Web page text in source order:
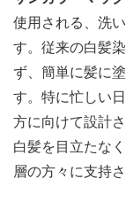
使用される、洗
す。従来の白髪
ず、簡単に髪に
す。特に忙しい
方に向けて設計
白髪を目立たな
層の方々に支持